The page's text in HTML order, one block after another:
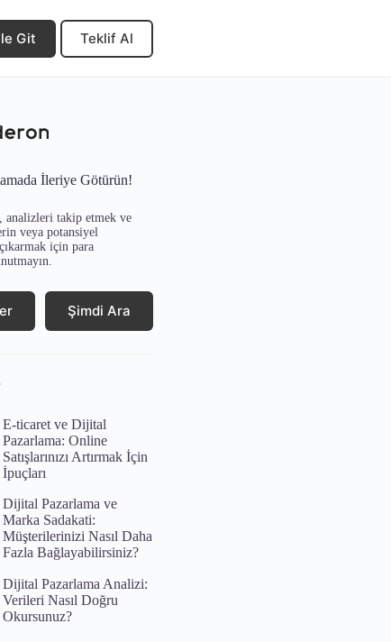
Git Teklif Al
İleriye Götürün!
analizleri takip etmek ve
veya potansiyel
için para
Şimdi Ara
E-ticaret ve Dijital
Pazarlama: Online
Satışlarınızı Artırmak İçin
İpuçları
Dijital Pazarlama ve
Marka Sadakati:
Müşterilerinizi Nasıl Daha
Fazla Bağlayabilirsiniz?
Dijital Pazarlama Analizi:
Verileri Nasıl Doğru
Okursunuz?